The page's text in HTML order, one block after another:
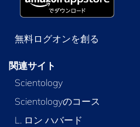
無料ログオンを創る
関連サイト
Scientology
Scientologyのコース
L. ロン ハバード